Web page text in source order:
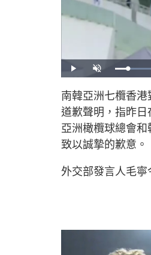
P
l
y
U
n
t
e
南韓亞洲七欖香
道歉聲明，指昨
亞洲橄欖球總會
致以誠摯的歉意。
外交部發言人毛